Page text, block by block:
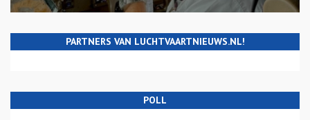
PARTNERS VAN LUCHTVAARTNIEUWS.NL!
POLL